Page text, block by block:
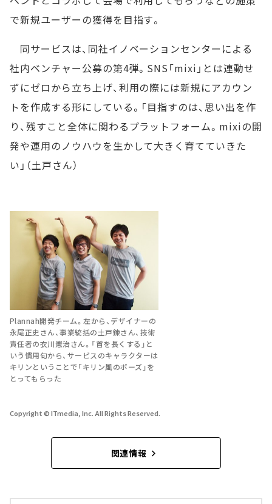
で新規ユーザーの獲得を目指す。
同サービスは、同社イノベーションセンターによる
社内ベンチャー公募の第4弾。SNS「mixi」とは連動せ
ずにゼロから立ち上げ、利用の際には新規にアカウン
トを作成する形にしている。「目指すのは、思い出を作
り、残すこと全体に関わるプラットフォーム。mixiの開
発や運用のノウハウを生かして大きく育てていきた
い」（土戸さん）
Plannah開発チーム。左から、デザイナーの
永尾正史さん、事業統括の土戸錬さん、技術
責任者の衣川憲治さん。「首を長くする」と
いう慣用句から、サービスのキャラクターは
キリンということで「キリン風のポーズ」を
とってもらった
Copyright © ITmedia, Inc. All Rights Reserved.
関連情報